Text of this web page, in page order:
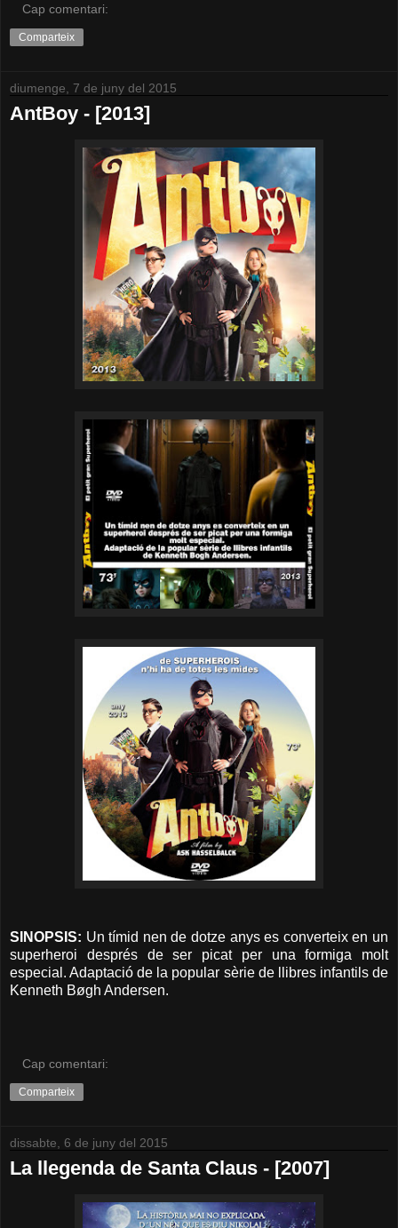
Cap comentari:
Comparteix
diumenge, 7 de juny del 2015
AntBoy - [2013]
SINOPSIS: Un tímid nen de dotze anys es converteix en un
superheroi després de ser picat per una formiga molt
especial. Adaptació de la popular sèrie de llibres infantils de
Kenneth Bøgh Andersen.
Cap comentari:
Comparteix
dissabte, 6 de juny del 2015
La llegenda de Santa Claus - [2007]